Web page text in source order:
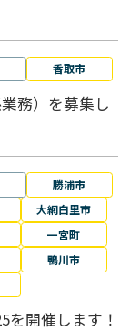
香取市
務）を募集し
勝浦市
大網白里市
一宮町
鴨川市
開催します！